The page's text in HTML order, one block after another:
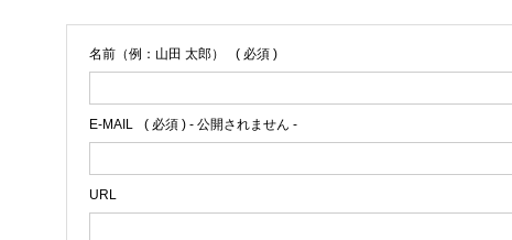
名前（例：山田 太郎） ( 必須 )
E-MAIL ( 必須 ) - 公開されません -
URL